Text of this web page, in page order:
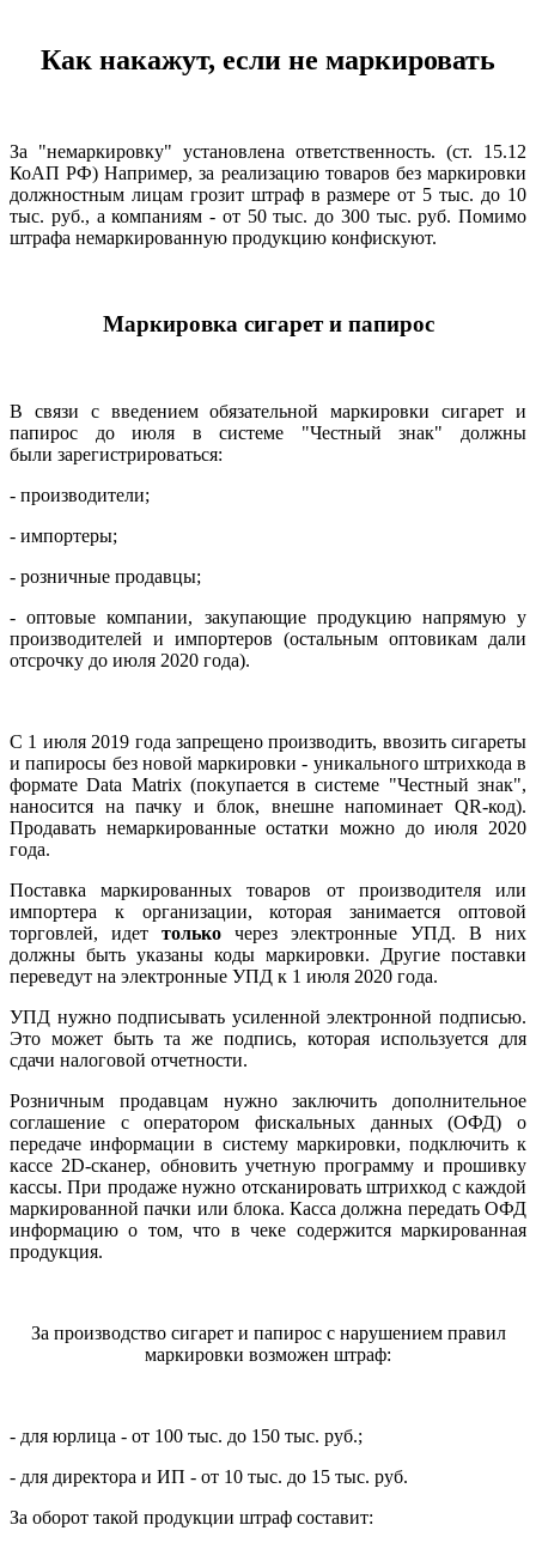
Как накажут, если не маркировать
За "немаркировку" установлена ответственность. (ст. 15.12
КоАП РФ) Например, за реализацию товаров без маркировки
должностным лицам грозит штраф в размере от 5 тыс. до 10
тыс. руб., а компаниям - от 50 тыс. до 300 тыс. руб. Помимо
штрафа немаркированную продукцию конфискуют.
Маркировка сигарет и папирос
В связи с введением обязательной маркировки сигарет и
папирос до июля в системе "Честный знак" должны
были зарегистрироваться:
- производители;
- импортеры;
- розничные продавцы;
- оптовые компании, закупающие продукцию напрямую у
производителей и импортеров (остальным оптовикам дали
отсрочку до июля 2020 года).
С 1 июля 2019 года запрещено производить, ввозить сигареты
и папиросы без новой маркировки - уникального штрихкода в
формате Data Matrix (покупается в системе "Честный знак",
наносится на пачку и блок, внешне напоминает QR-код).
Продавать немаркированные остатки можно до июля 2020
года.
Поставка маркированных товаров от производителя или
импортера к организации, которая занимается оптовой
торговлей, идет только через электронные УПД. В них
должны быть указаны коды маркировки. Другие поставки
переведут на электронные УПД к 1 июля 2020 года.
УПД нужно подписывать усиленной электронной подписью.
Это может быть та же подпись, которая используется для
сдачи налоговой отчетности.
Розничным продавцам нужно заключить дополнительное
соглашение с оператором фискальных данных (ОФД) о
передаче информации в систему маркировки, подключить к
кассе 2D-сканер, обновить учетную программу и прошивку
кассы. При продаже нужно отсканировать штрихкод с каждой
маркированной пачки или блока. Касса должна передать ОФД
информацию о том, что в чеке содержится маркированная
продукция.
За производство сигарет и папирос с нарушением правил
маркировки возможен штраф:
- для юрлица - от 100 тыс. до 150 тыс. руб.;
- для директора и ИП - от 10 тыс. до 15 тыс. руб.
За оборот такой продукции штраф составит: